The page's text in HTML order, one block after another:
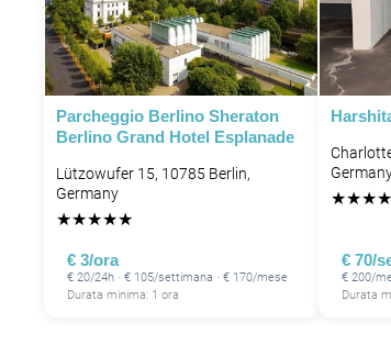
Parcheggio Berlino Sheraton
Berlino Grand Hotel Esplanade
Lützowufer 15, 10785 Berlin,
Germany
★★★★★
€ 3/ora
€ 20/24h · € 105/settimana · € 170/mese
Durata minima: 1 ora
★★★★
€ 70/
€ 200/
Durata